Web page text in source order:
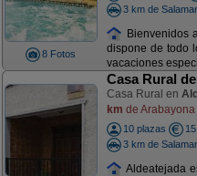
8 Fotos
3 km de
Bienvenidos
dispone de todo
vacaciones
Casa Rural
Casa Rural en
km de
10 plazas
3 km de
Aldeatejada